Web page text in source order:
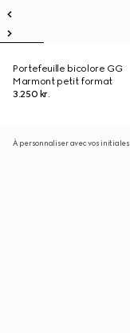
Portefeuille bicolore GG
Marmont petit format
3.250 kr.
À personnaliser avec vos initiales